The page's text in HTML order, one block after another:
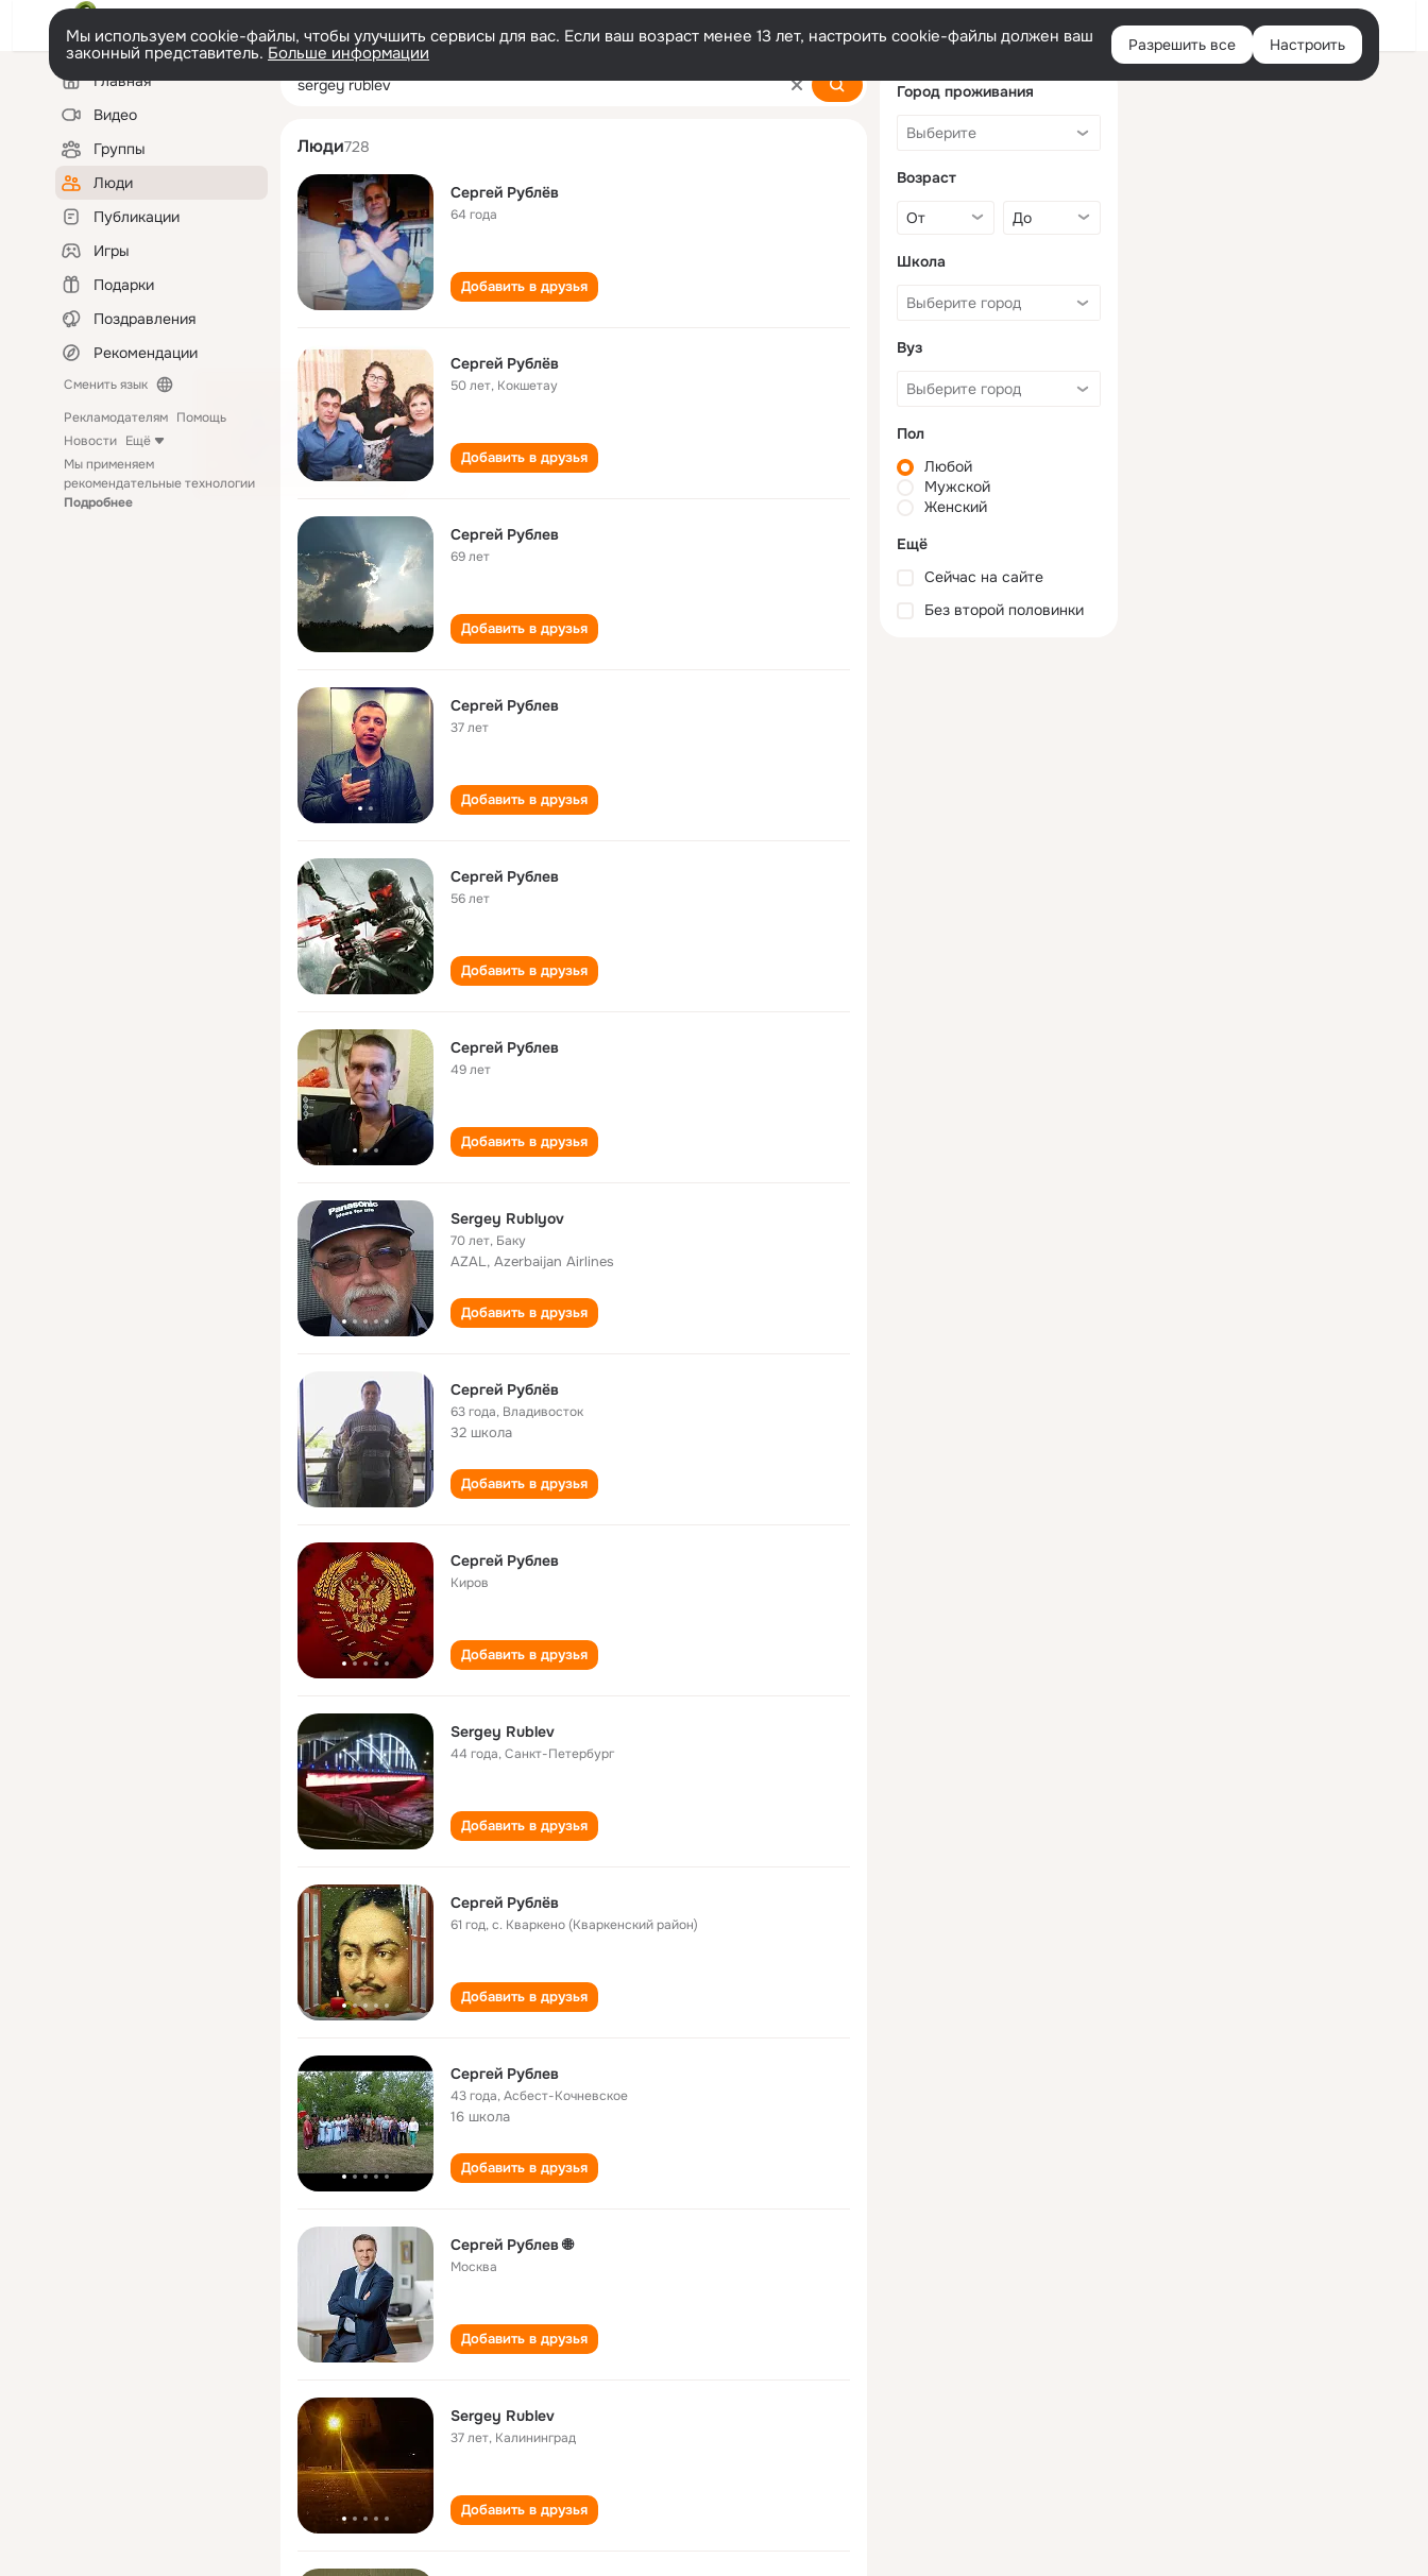
Войти
Мы используем cookie-файлы, чтобы улучшить сервисы для вас. Если ваш возраст менее 13 лет, настроить cookie-файлы должен ваш
законный представитель. Больше информации Разрешить все Настроить
Левая
колонкаГлавная
Видео
Группы
Люди
Публикации
Игры
Подарки
Поздравления
Рекомендации
Сменить язык
Рекламодателям Помощь
Новости Ещё
Мы применяем
рекомендательные технологии
Подробнее
sergey rublev
Люди728
Сергей Рублёв
64 года
Добавить в друзья
Сергей Рублёв
50 лет, Кокшетау
Добавить в друзья
Сергей Рублев
69 лет
Добавить в друзья
Сергей Рублев
37 лет
Добавить в друзья
Сергей Рублев
56 лет
Добавить в друзья
Сергей Рублев
49 лет
Добавить в друзья
Sergey Rublyov
70 лет, Баку
AZAL, Azerbaijan Airlines
Добавить в друзья
Сергей Рублёв
63 года, Владивосток
32 школа
Добавить в друзья
Сергей Рублев
Киров
Добавить в друзья
Sergey Rublev
44 года,Санкт-Петербург
Добавить в друзья
Сергей Рублёв
61 год,с. Кваркено (Кваркенский район)
Добавить в друзья
Сергей Рублев
43 года,Асбест-Кочневское
16 школа
Добавить в друзья
Сергей Рублев 🌐
Москва
Добавить в друзья
Sergey Rublev
37 лет, Калининград
Добавить в друзья
Город проживания
Возраст
Школа
Вуз
Пол
Любой
Мужской
Женский
Ещё
Сейчас на сайте
Без второй половинки